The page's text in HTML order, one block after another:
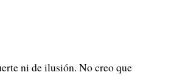
ni de ilusión. No creo que